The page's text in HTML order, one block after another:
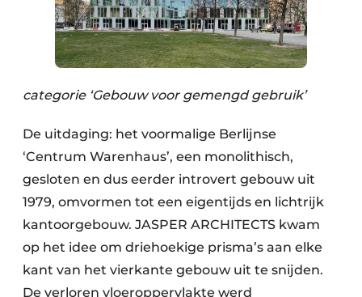
categorie ‘Gebouw voor gemengd gebruik’
De uitdaging: het voormalige Berlijnse
‘Centrum Warenhaus’, een monolithisch,
gesloten en dus eerder introvert gebouw uit
1979, omvormen tot een eigentijds en lichtrijk
kantoorgebouw. JASPER ARCHITECTS kwam
op het idee om driehoekige prisma’s aan elke
kant van het vierkante gebouw uit te snijden.
De verloren vloeroppervlakte werd